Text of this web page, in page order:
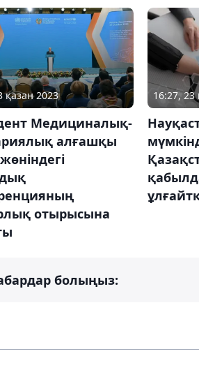
қазан 2023
Медициналық-
алғашқы
отырысына
16:27, 23
болыңыз: